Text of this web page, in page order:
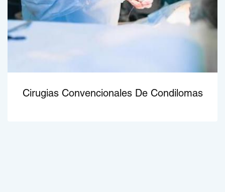
Cirugias Convencionales De Condilomas